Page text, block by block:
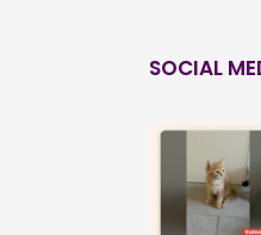
SOCIAL